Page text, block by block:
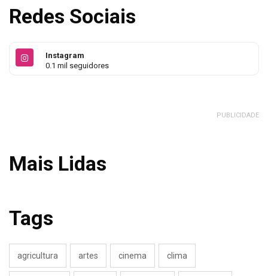
Redes Sociais
Instagram
0.1 mil seguidores
PUBLICIDADE
Mais Lidas
Tags
agricultura artes cinema clima